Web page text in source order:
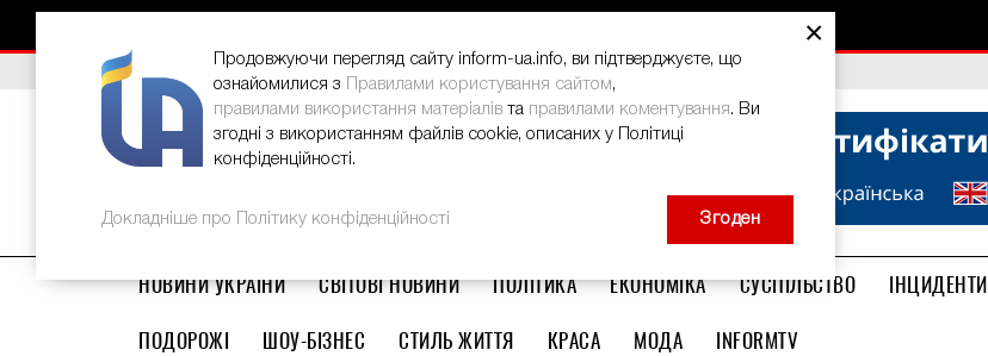
ВИБІР РЕДАКЦІЇ В Україні стартував ювілейний Global Teacher Prize-2026
НОВИНИ УКРАЇНИ СВІТОВІ НОВИНИ ПОЛІТИКА ЕКОНОМІКА СУСПІЛЬСТВО ІНЦИДЕНТИ
ПОДОРОЖІ
ШОУ-БІЗНЕС СТИЛЬ ЖИТТЯ КРАСА МОДА INFORMTV
×
Продовжуючи перегляд сайту inform-ua.info, ви підтверджуєте, що
ознайомилися з
Правилами користування сайтом,
правилами використання матеріалів та правилами коментування. Ви
згодні з використанням файлів cookie, описаних у Політиці
конфіденційності.
Докладніше про Політику конфіденційності Згоден